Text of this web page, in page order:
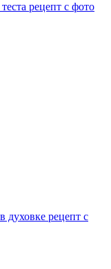
рецепт с фото
духовке рецепт с